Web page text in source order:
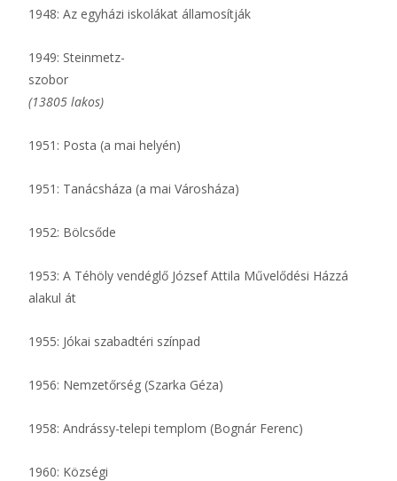
1948: Az egyházi iskolákat államosítják
1949: Steinmetz-
szobor
(13805 lakos)
1951: Posta (a mai helyén)
1951: Tanácsháza (a mai Városháza)
1952: Bölcsőde
1953: A Téhöly vendéglő József Attila Művelődési Házzá
alakul át
1955: Jókai szabadtéri színpad
1956: Nemzetőrség (Szarka Géza)
1958: Andrássy-telepi templom (Bognár Ferenc)
1960: Községi